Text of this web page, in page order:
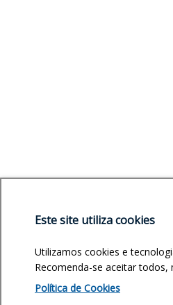
Este site utiliza cookies
Utilizamos cookies e
Recomenda-se aceitar todos,
Política de Cookies